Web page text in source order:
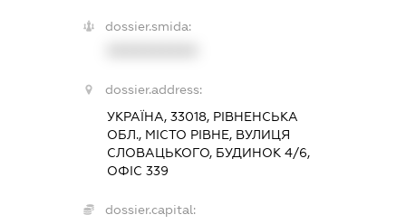
dossier.smida:
dossier.address:
УКРАЇНА, 33018, РІВНЕНСЬКА
ОБЛ., МІСТО РІВНЕ, ВУЛИЦЯ
СЛОВАЦЬКОГО, БУДИНОК 4/6,
ОФІС 339
dossier.capital: